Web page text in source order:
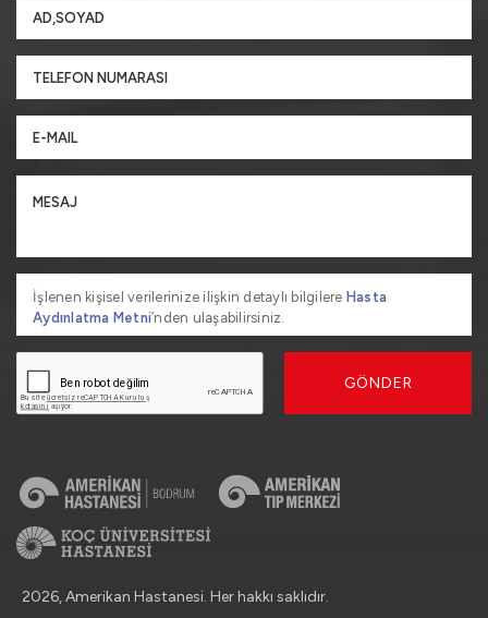
İşlenen kişisel verilerinize ilişkin detaylı bilgilere Hasta
Aydınlatma Metni’nden ulaşabilirsiniz.
GÖNDER
2026, Amerikan Hastanesi. Her hakkı saklıdır.